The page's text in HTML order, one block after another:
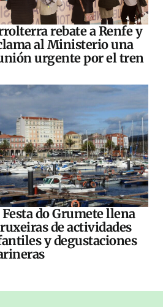
rebate a Renfe y
al Ministerio una
urgente por el tren
do Grumete llena
de actividades
y degustaciones